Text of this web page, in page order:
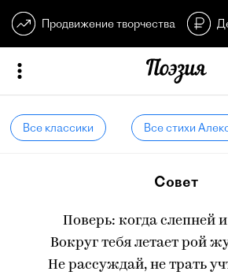
Продвижение творчества
Все классики Все стихи
Совет
Поверь: когда слепней
Вокруг тебя летает рой
Не рассуждай, не трать